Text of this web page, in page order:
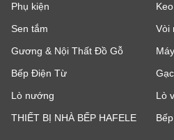
Phụ kiện
Keo
Sen tắm
Vòi
Gương & Nội Thất Đồ Gỗ
Bếp Điện Từ
Lò nướng
Lò
THIẾT BỊ NHÀ BẾP HAFELE